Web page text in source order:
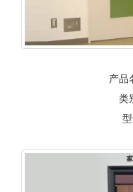
产品
类
型